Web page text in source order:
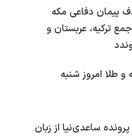
پیمان دفاعی مکه
ترکیه، عربستان و
طلا امروز شنبه
ساعدی‌نیا از زبان